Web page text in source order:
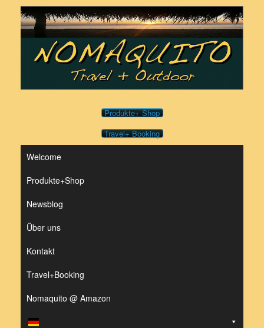
springen
Produkte+ Shop
Travel+ Booking
Welcome
Produkte+Shop
Newsblog
Über uns
Kontakt
Travel+Booking
Nomaquito @ Amazon